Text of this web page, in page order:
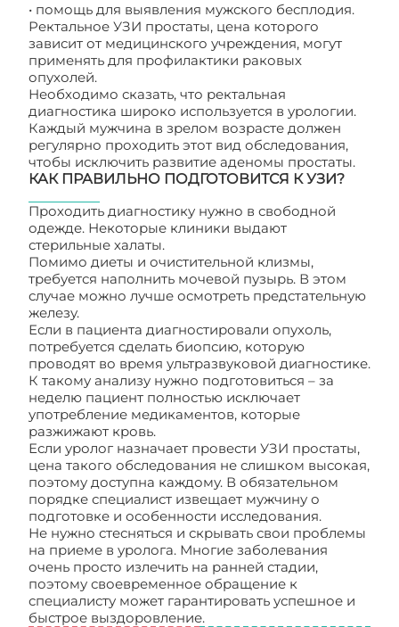
• помощь для выявления мужского бесплодия.
Ректальное УЗИ простаты, цена которого
зависит от медицинского учреждения, могут
применять для профилактики раковых
опухолей.
Необходимо сказать, что ректальная
диагностика широко используется в урологии.
Каждый мужчина в зрелом возрасте должен
регулярно проходить этот вид обследования,
чтобы исключить развитие аденомы простаты.
КАК ПРАВИЛЬНО ПОДГОТОВИТСЯ К УЗИ?
Проходить диагностику нужно в свободной
одежде. Некоторые клиники выдают
стерильные халаты.
Помимо диеты и очистительной клизмы,
требуется наполнить мочевой пузырь. В этом
случае можно лучше осмотреть предстательную
железу.
Если в пациента диагностировали опухоль,
потребуется сделать биопсию, которую
проводят во время ультразвуковой диагностике.
К такому анализу нужно подготовиться – за
неделю пациент полностью исключает
употребление медикаментов, которые
разжижают кровь.
Если уролог назначает провести УЗИ простаты,
цена такого обследования не слишком высокая,
поэтому доступна каждому. В обязательном
порядке специалист извещает мужчину о
подготовке и особенности исследования.
Не нужно стесняться и скрывать свои проблемы
на приеме в уролога. Многие заболевания
очень просто излечить на ранней стадии,
поэтому своевременное обращение к
специалисту может гарантировать успешное и
быстрое выздоровление.